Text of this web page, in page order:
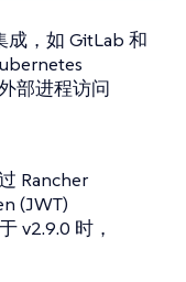
成，如 GitLab 和
部进程访问
Rancher
(JWT)
v2.9.0 时，